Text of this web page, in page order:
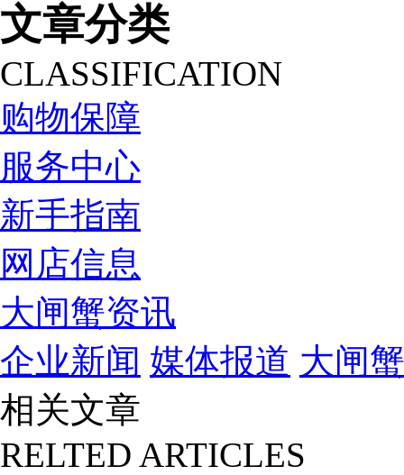
文章分类
CLASSIFICATION
购物保障
服务中心
新手指南
网店信息
大闸蟹资讯
企业新闻 媒体报道 大闸
相关文章
RELTED ARTICLES